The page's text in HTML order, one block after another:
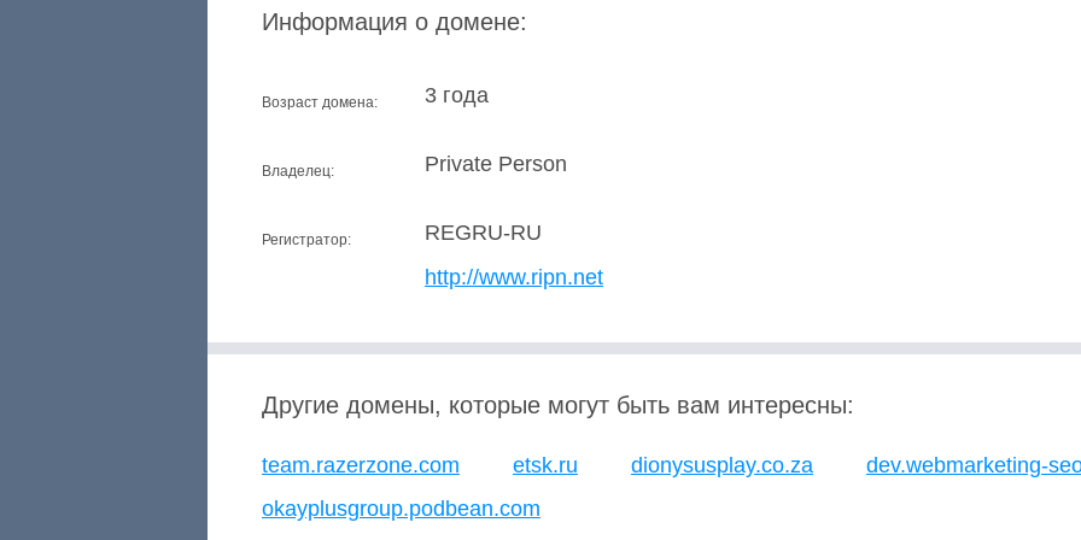
Информация о домене:
Возраст домена: 3 года
Владелец: Private Person
Регистратор:
REGRU-RU
http://www.ripn.net
Другие домены, которые могут быть вам интересны:
team.razerzone.com etsk.ru dionysusplay.co.za
dev.webmarketing-
okayplusgroup.podbean.com